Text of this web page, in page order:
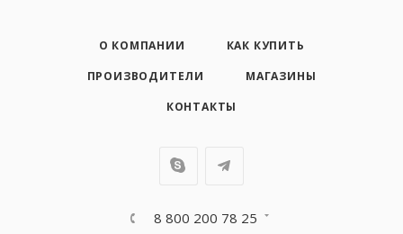
О КОМПАНИИ
КАК КУПИТЬ
ПРОИЗВОДИТЕЛИ
МАГАЗИНЫ
КОНТАКТЫ
8 800 200 78 25